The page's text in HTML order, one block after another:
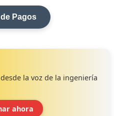
Pagos
la voz de la ingeniería
ahora